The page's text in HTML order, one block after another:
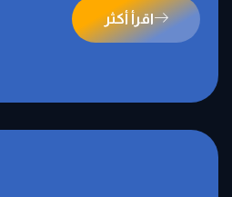
اقرأ أكثر